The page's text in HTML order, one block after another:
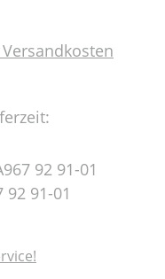
92 91-01
92 91-01